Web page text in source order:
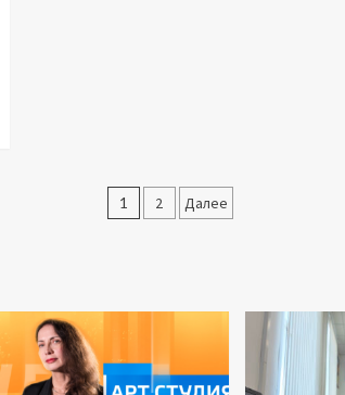
Пагинация
1 2 Далее